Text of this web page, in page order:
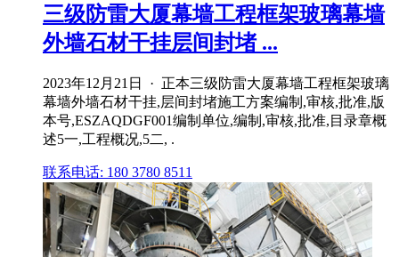
三级防雷大厦幕墙工程框架玻璃幕墙
外墙石材干挂层间封堵 ...
2023年12月21日 · 正本三级防雷大厦幕墙工程框架玻璃
幕墙外墙石材干挂,层间封堵施工方案编制,审核,批准,版
本号,ESZAQDGF001编制单位,编制,审核,批准,目录章概
述5一,工程概况,5二, .
联系电话: 180 3780 8511